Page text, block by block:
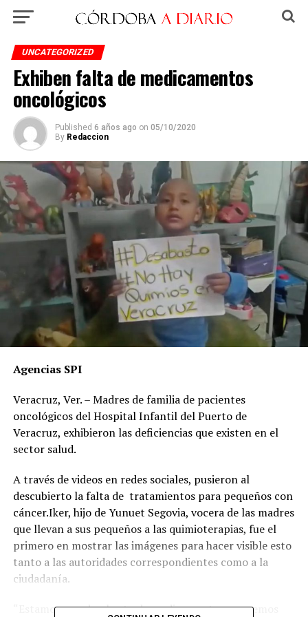
UNCATEGORIZED
Exhiben falta de medicamentos
oncológicos
Published 6 años ago on 05/10/2020
By Redaccion
Agencias SPI
Veracruz, Ver. – Madres de familia de pacientes
oncológicos del Hospital Infantil del Puerto de
Veracruz, exhibieron las deficiencias que existen en el
sector salud.
A través de videos en redes sociales, pusieron al
descubierto la falta de tratamientos para pequeños con
cáncer.Iker, hijo de Yunuet Segovia, vocera de las madres
que llevan a sus pequeños a las quimioterapias, fue el
primero en mostrar las imágenes para hacer visible esto
tanto a las autoridades correspondientes como a la
ciudadanía.
“Estamos con desabasto de medicamentos, queremos